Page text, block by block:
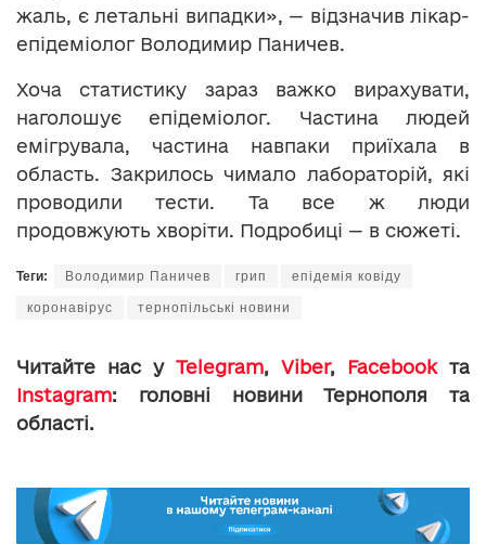
жаль, є летальні випадки», — відзначив лікар-
епідеміолог Володимир Паничев.
Хоча статистику зараз важко вирахувати,
наголошує епідеміолог. Частина людей
емігрувала, частина навпаки приїхала в
область. Закрилось чимало лабораторій, які
проводили тести. Та все ж люди
продовжують хворіти. Подробиці — в сюжеті.
Теги: Володимир Паничев грип епідемія ковіду
коронавірус тернопільські новини
Читайте нас у Telegram, Viber, Facebookта
Instagram: головні новини Тернополя та
області.